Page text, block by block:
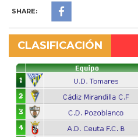
SHARE:
CLASIFICACIÓN